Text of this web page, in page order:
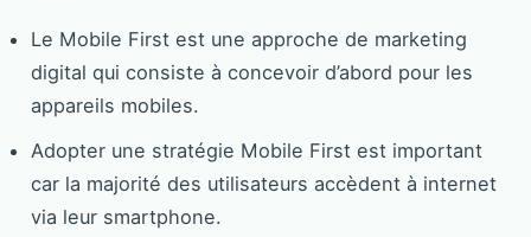
Le Mobile First est une approche de marketing
digital qui consiste à concevoir d’abord pour les
appareils mobiles.
Adopter une stratégie Mobile First est important
car la majorité des utilisateurs accèdent à internet
via leur smartphone.